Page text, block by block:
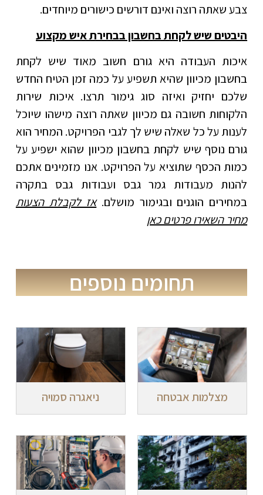
צבע שאתה רוצה ואינם דורשים כישורים מיוחדים.
היבטים שיש לקחת בחשבון בבחירת איש מקצוע
איכות העבודה היא גורם חשוב מאוד שיש לקחת
בחשבון מכיוון שהיא תשפיע על כמה זמן הטיח החדש
שלכם יחזיק ואיזה סוג גימור תרצו. איכות שירות
הלקוחות חשובה גם מכיוון שאתה רוצה מישהו שיוכל
לענות על כל שאלה שיש לך לגבי הפרויקט. המחיר הוא
גורם נוסף שיש לקחת בחשבון מכיוון שהוא ישפיע על
כמות הכסף שתוציא על הפרויקט. אנו מזמינים אתכם
להנות מעבודות גמר גבס ועבודות גבס בתקרה
במחירים הוגנים ובגימור מושלם.אז לקבלת הצעות
מחיר השאירו פרטים כאן
תחומים נוספים
מצלמות אבטחה ניאגרה סמויה